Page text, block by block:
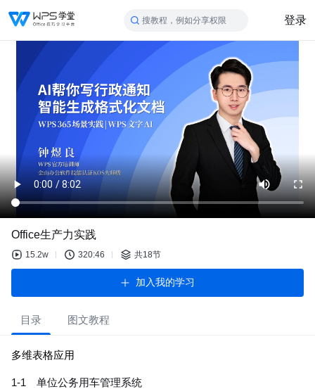
搜教程，例如分享权限 登录
Office生产力实践
15.2w 320:46 共18节
加入我的学习
目录 图文教程
多维表格应用
1-1 单位公务用车管理系统